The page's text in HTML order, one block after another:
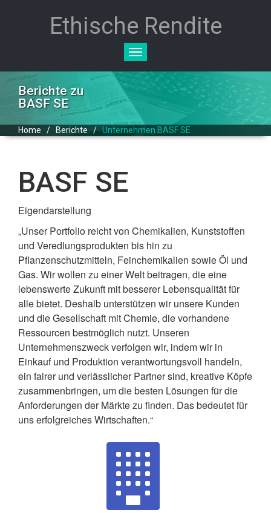
Ethische Rendite
Toggle
Berichte zu
BASF SE
Home / Berichte / Unternehmen BASF SE
BASF SE
Eigendarstellung
„Unser Portfolio reicht von Chemikalien, Kunststoffen
und Veredlungsprodukten bis hin zu
Pflanzenschutzmitteln, Feinchemikalien sowie Öl und
Gas. Wir wollen zu einer Welt beitragen, die eine
lebenswerte Zukunft mit besserer Lebensqualität für
alle bietet. Deshalb unterstützen wir unsere Kunden
und die Gesellschaft mit Chemie, die vorhandene
Ressourcen bestmöglich nutzt. Unseren
Unternehmenszweck verfolgen wir, indem wir in
Einkauf und Produktion verantwortungsvoll handeln,
ein fairer und verlässlicher Partner sind, kreative Köpfe
zusammenbringen, um die besten Lösungen für die
Anforderungen der Märkte zu finden. Das bedeutet für
uns erfolgreiches Wirtschaften.“